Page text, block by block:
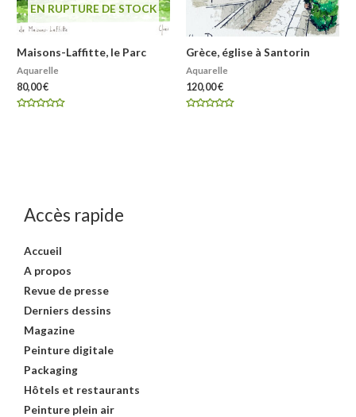
EN RUPTURE DE STOCK
Maisons-Laffitte, le Parc
Aquarelle
80,00€
Grèce, église à Santorin
Aquarelle
120,00€
Accès rapide
Accueil
A propos
Revue de presse
Derniers dessins
Magazine
Peinture digitale
Packaging
Hôtels et restaurants
Peinture plein air